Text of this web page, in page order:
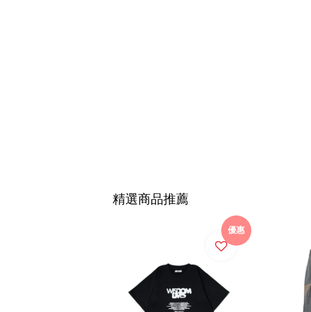
精選商品推薦
優惠